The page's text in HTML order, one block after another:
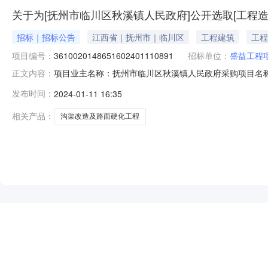
关于为[抚州市临川区秋溪镇人民政府]公开选取[工程
招标｜招标公告 江西省｜抚州市｜临川区 工程建筑
工程
项目编号： 3610020148651602401110891 招标单位： 盛益工程
正文内容： 项目业主名称：抚州市临川区秋溪镇人民政府采购项目
间：15（个工作日）合同备案时间：5（个工作日）资质
有限公司截止报名时
发布时间： 2024-01-11 16:35
相关产品：
沟渠改造及路面硬化工程